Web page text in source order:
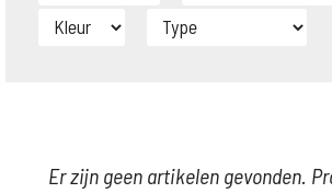
Er zijn geen artikelen gevonden.